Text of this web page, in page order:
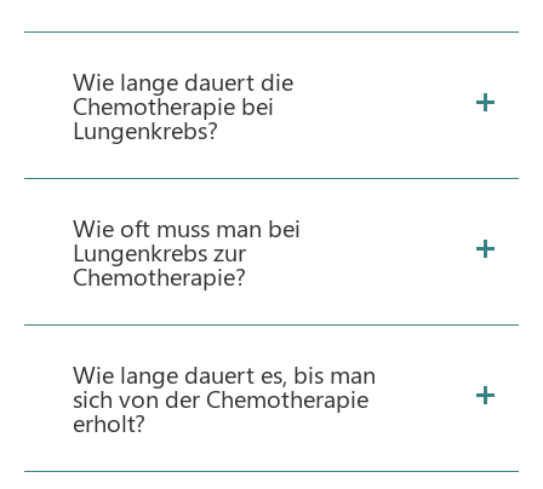
Wie lange dauert die
Chemotherapie bei
Lungenkrebs?
Wie oft muss man bei
Lungenkrebs zur
Chemotherapie?
Wie lange dauert es, bis man
sich von der Chemotherapie
erholt?